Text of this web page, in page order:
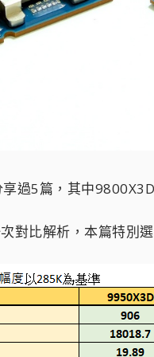
過5篇，其中
對比解析，本篇特別